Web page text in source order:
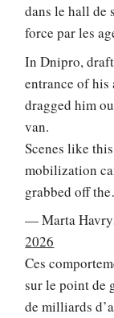
dans le hall de
force par les
In Dnipro,
entrance of
dragged him
van.
Scenes like
mobilization
grabbed off
— Marta
2026
Ces
sur le point de
de milliards